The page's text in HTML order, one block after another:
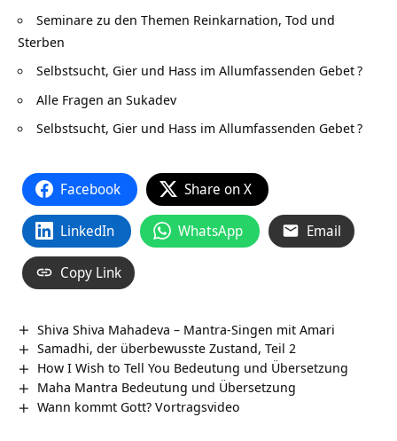
Seminare zu den Themen Reinkarnation, Tod und
Sterben
Selbstsucht, Gier und Hass im Allumfassenden Gebet?
Alle Fragen an Sukadev
Selbstsucht, Gier und Hass im Allumfassenden Gebet?
Facebook Share on X
LinkedIn WhatsApp Email
Copy Link
Shiva Shiva Mahadeva – Mantra-Singen mit Amari
Samadhi, der überbewusste Zustand, Teil 2
How I Wish to Tell You Bedeutung und Übersetzung
Maha Mantra Bedeutung und Übersetzung
Wann kommt Gott? Vortragsvideo